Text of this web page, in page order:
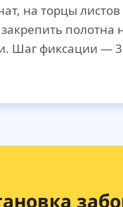
на торцы
полотна
Шаг фиксации —